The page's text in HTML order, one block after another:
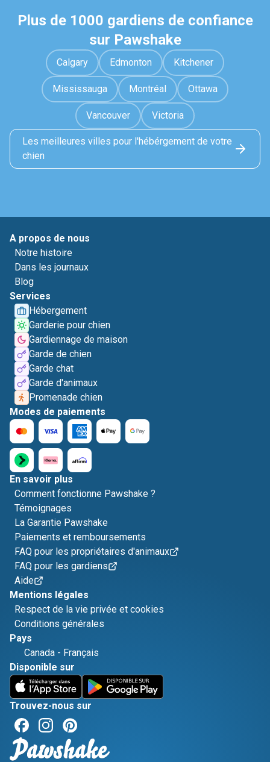
Plus de 1000 gardiens de confiance
sur Pawshake
Calgary Edmonton Kitchener
Mississauga Montréal Ottawa
Vancouver Victoria
Les meilleures villes pour l'hébérgement de votre
chien
A propos de nous
Notre histoire
Dans les journaux
Blog
Services
Hébergement
Garderie pour chien
Gardiennage de maison
Garde de chien
Garde chat
Garde d'animaux
Promenade chien
Modes de paiements
En savoir plus
Comment fonctionne Pawshake ?
Témoignages
La Garantie Pawshake
Paiements et remboursements
FAQ pour les propriétaires d'animaux
FAQ pour les gardiens
Aide
Mentions légales
Respect de la vie privée et cookies
Conditions générales
Pays
Canada - Français
Disponible sur
Trouvez-nous sur